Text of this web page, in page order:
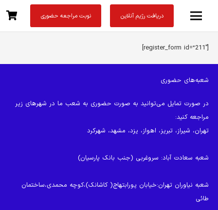
دریافت رژیم آنلاین نوبت مراجعه حضوری
[register_form id=”211″]
شعبه‌های حضوری
در صورت تمایل می‌توانید به صورت حضوری به شعب ما در شهرهای زیر
مراجعه کنید:
تهران، شیراز، تبریز، اهواز، یزد، مشهد، شهرکرد
شعبه سعادت آباد: سروغربی (جنب بانک پارسیان)
شعبه نیاوران تهران:خیابان پورابتهاج( کاشانک)،کوچه محمدی،ساختمان
طائی